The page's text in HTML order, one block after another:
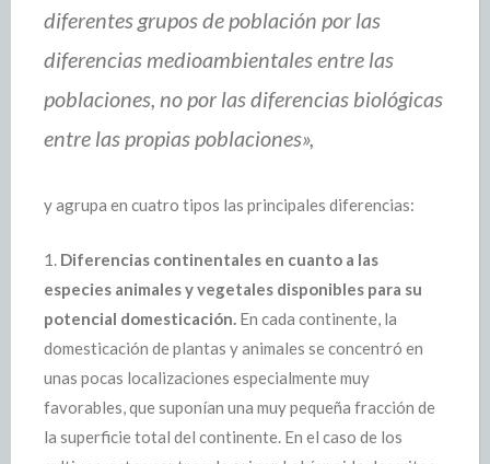
diferentes grupos de población por las
diferencias medioambientales entre las
poblaciones, no por las diferencias biológicas
entre las propias poblaciones»,
y agrupa en cuatro tipos las principales diferencias:
1. Diferencias continentales en cuanto a las
especies animales y vegetales disponibles para su
potencial domesticación. En cada continente, la
domesticación de plantas y animales se concentró en
unas pocas localizaciones especialmente muy
favorables, que suponían una muy pequeña fracción de
la superficie total del continente. En el caso de los